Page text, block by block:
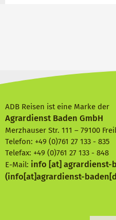
ADB Reisen ist eine Marke der
Agrardienst Baden GmbH
Merzhauser Str. 111 – 79100
Telefon: +49 (0)761 27 133 - 835
Telefax: +49 (0)761 27 133 - 848
E-Mail: info [at] agrardienst-
(info[at]agrardienst-